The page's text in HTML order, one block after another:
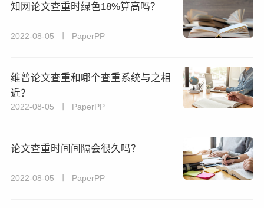
知网论文查重时绿色18%算高吗？
2022-08-05 丨 PaperPP
维普论文查重和哪个查重系统与之相
近？
2022-08-05 丨 PaperPP
论文查重时间间隔会很久吗？
2022-08-05 丨 PaperPP